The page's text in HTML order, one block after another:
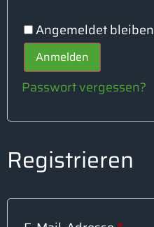
Angemeldet bleiben
Anmelden
Passwort vergessen?
Registrieren